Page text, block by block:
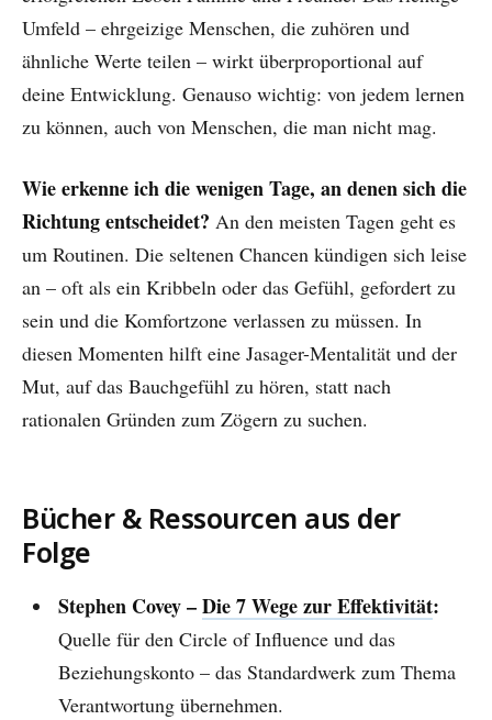
Umfeld – ehrgeizige Menschen, die zuhören und
ähnliche Werte teilen – wirkt überproportional auf
deine Entwicklung. Genauso wichtig: von jedem lernen
zu können, auch von Menschen, die man nicht mag.
Wie erkenne ich die wenigen Tage, an denen sich die
Richtung entscheidet? An den meisten Tagen geht es
um Routinen. Die seltenen Chancen kündigen sich leise
an – oft als ein Kribbeln oder das Gefühl, gefordert zu
sein und die Komfortzone verlassen zu müssen. In
diesen Momenten hilft eine Jasager-Mentalität und der
Mut, auf das Bauchgefühl zu hören, statt nach
rationalen Gründen zum Zögern zu suchen.
Bücher & Ressourcen aus der
Folge
Stephen Covey –Die 7 Wege zur Effektivität:
Quelle für den Circle of Influence und das
Beziehungskonto – das Standardwerk zum Thema
Verantwortung übernehmen.